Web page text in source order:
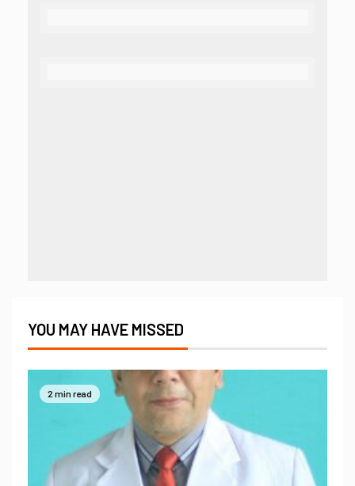
YOU MAY HAVE MISSED
2 min read